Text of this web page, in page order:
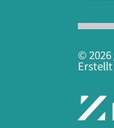
© 2026